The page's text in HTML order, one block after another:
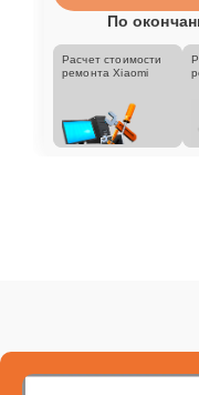
По
Расчет стоимости
ремонта Xiaomi